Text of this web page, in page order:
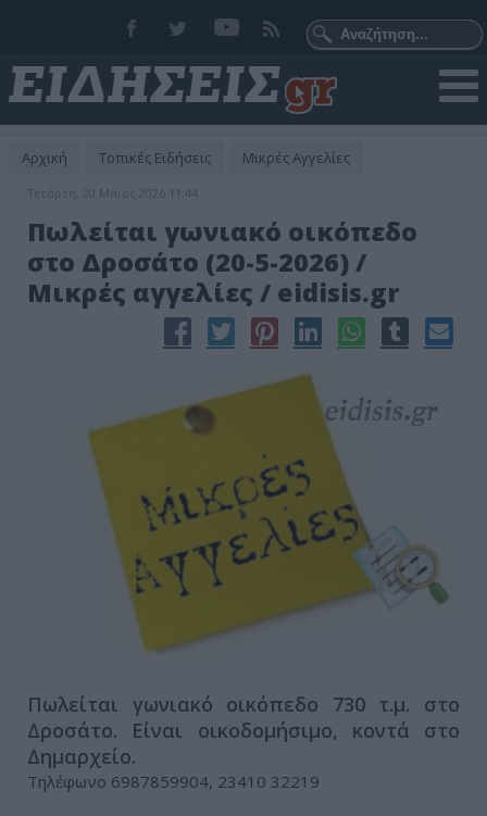
Αρχική Τοπικές Ειδήσεις Μικρές Αγγελίες
Τετάρτη, 20 Μαϊος 2026 11:44
Πωλείται γωνιακό οικόπεδο
στο Δροσάτο (20-5-2026) /
Μικρές αγγελίες / eidisis.gr
Πωλείται γωνιακό οικόπεδο 730 τ.μ. στο
Δροσάτο. Είναι οικοδομήσιμο, κοντά στο
Δημαρχείο.
Τηλέφωνο 6987859904, 23410 32219